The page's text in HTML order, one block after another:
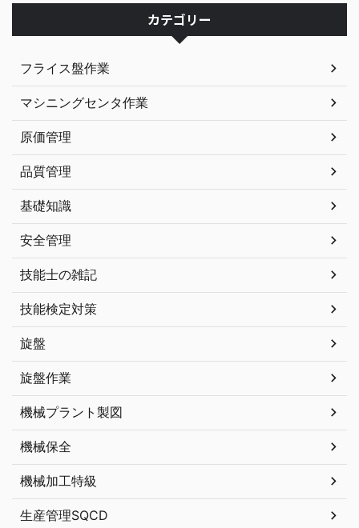
カテゴリー
フライス盤作業
マシニングセンタ作業
原価管理
品質管理
基礎知識
安全管理
技能士の雑記
技能検定対策
旋盤
旋盤作業
機械プラント製図
機械保全
機械加工特級
生産管理SQCD